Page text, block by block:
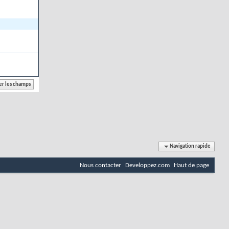
Navigation rapide
Nous contacter Developpez.com Haut de page